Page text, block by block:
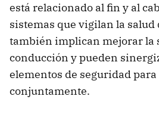
está relacionado al fin y al
sistemas que vigilan la salud
también implican mejorar la
conducción y pueden
elementos de seguridad
conjuntamente.